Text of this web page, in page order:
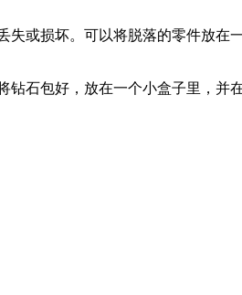
或损坏。可以将脱落的零件放
石包好，放在一个小盒子里，并